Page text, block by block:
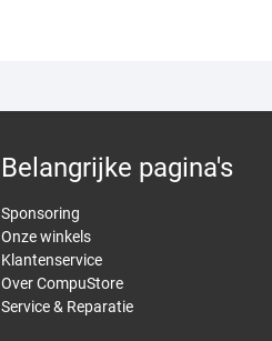
Belangrijke pagina's
Sponsoring
Onze winkels
Klantenservice
Over CompuStore
Service & Reparatie